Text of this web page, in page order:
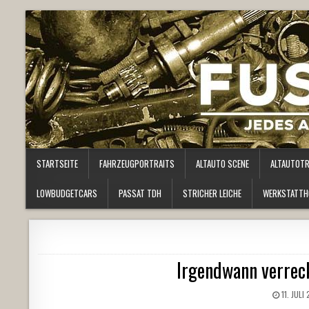
STARTSEITE FAHRZEUGPORTRAITS ALTAUTO SCENE
LOWBUDGETCARS PASSAT TDH STRICHER LEICHE
Irgendwann
11. JULI